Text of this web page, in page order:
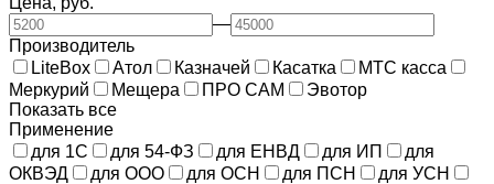
—
Производитель
LiteBox
Атол Казначей Касатка
МТС касса
Меркурий
Мещера ПРО САМ
Эвотор
Показать все
Применение
для 1С
для 54-ФЗ для ЕНВД для ИП
для
ОКВЭД
для ООО для ОСН для ПСН
для УСН